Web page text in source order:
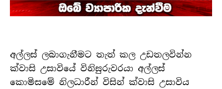
අල්ලස් ලබාගැනීමට තැත් කල උඩතලවින්න
ක්වාසි උසාවියේ විනිසුරුවරයා අල්ලස්
කොමිසමේ නිලධාරීන් විසින් ක්වාසි උසාවිය